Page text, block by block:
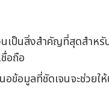
เป็นสิ่งสำคัญที่สุดสำหรั
อถือ
อข้อมูลที่ชัดเจนจะช่วยใ